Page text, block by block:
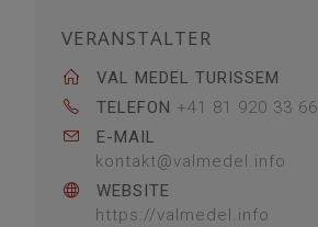
VERANSTALTER
VAL MEDEL TURISSEM
TELEFON +41 81 920 33 66
E-MAIL
kontakt@valmedel.info
WEBSITE
https://valmedel.info